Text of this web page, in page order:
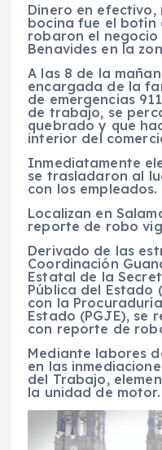
Dinero en efectivo,
bocina fue el botín
robaron el
Benavides en la
A las 8 de la
encargada de la
de emergencias
de trabajo, se
quebrado y que
interior del
Inmediatamente
se trasladaron al
con los empleados.
Localizan en
reporte de robo
Derivado de las
Coordinación
Estatal de la
Pública del Estado
con la
Estado (PGJE), se
con reporte de
Mediante labores
en las
del Trabajo,
la unidad de motor.